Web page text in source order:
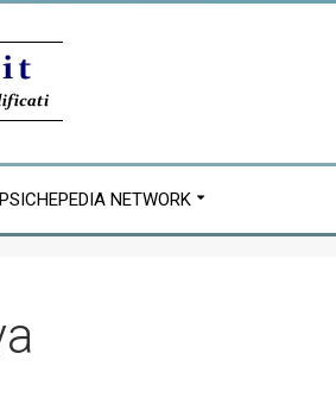
PSICHEPEDIA NETWORK